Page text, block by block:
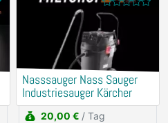
Nasssauger Nass Sauger
Industriesauger Kärcher
20,00 € / Tag